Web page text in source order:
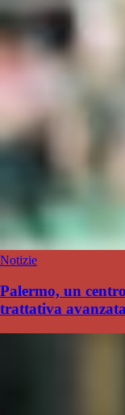
Notizie
Palermo, un
trattativa